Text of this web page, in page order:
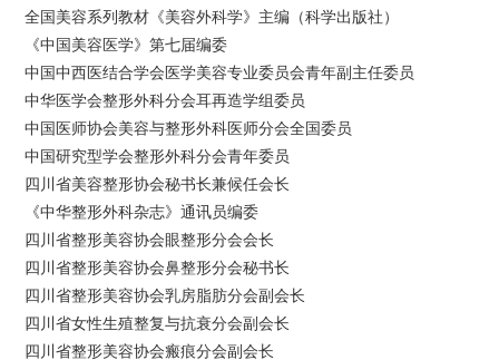
全国美容系列教材《美容外科学》主编（科学出版社）
《中国美容医学》第七届编委
中国中西医结合学会医学美容专业委员会青年副主任委员
中华医学会整形外科分会耳再造学组委员
中国医师协会美容与整形外科医师分会全国委员
中国研究型学会整形外科分会青年委员
四川省美容整形协会秘书长兼候任会长
《中华整形外科杂志》通讯员编委
四川省整形美容协会眼整形分会会长
四川省整形美容协会鼻整形分会秘书长
四川省整形美容协会乳房脂肪分会副会长
四川省女性生殖整复与抗衰分会副会长
四川省整形美容协会瘢痕分会副会长